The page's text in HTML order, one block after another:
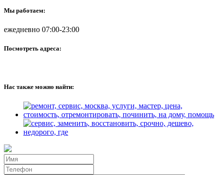
Мы работаем:
ежедневно 07:00-23:00
Посмотреть адреса:
Нас также можно найти: